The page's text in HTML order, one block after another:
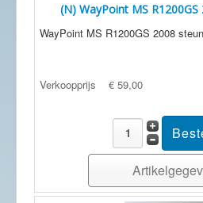
(N) WayPoint MS
WayPoint MS R1200GS 2008
Verkoopprijs € 59,00